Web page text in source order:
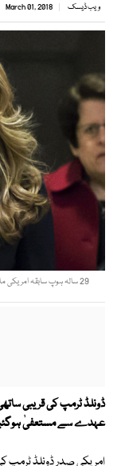
ویب ڈیسک March 01, 2018
29 سالہ ہوپ سابقہ امریکی ماڈل اور ڈونلڈ ٹرمپ کے قریبی ساتھیوں میں شمار کی جاتی ہیں۔ فوٹو : فائل
ڈونلڈ ٹرمپ کی قریبی
عہدے سے مستعفیٰ
امریکی صدر ڈونلڈ ٹرمپ